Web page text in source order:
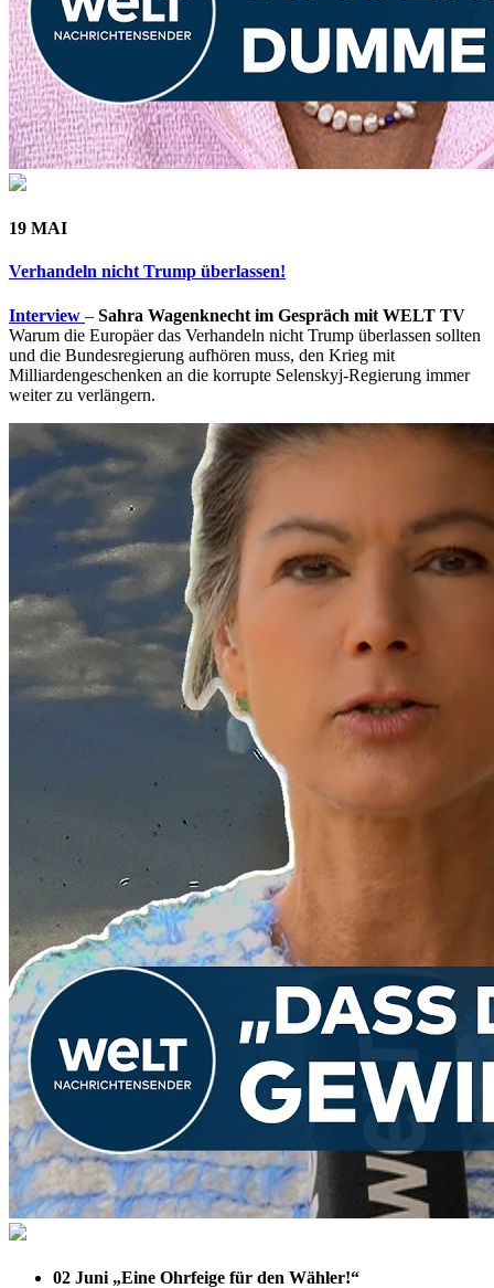
19 MAI
Verhandeln nicht Trump überlassen!
Interview – Sahra Wagenknecht im Gespräch mit WELT TV
Warum die Europäer das Verhandeln nicht Trump überlassen sollten
und die Bundesregierung aufhören muss, den Krieg mit
Milliardengeschenken an die korrupte Selenskyj-Regierung immer
weiter zu verlängern.
02 Juni „Eine Ohrfeige für den Wähler!“